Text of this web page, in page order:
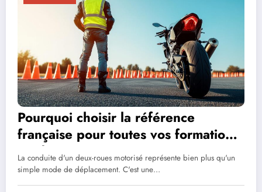
Pourquoi choisir la référence
française pour toutes vos formations
en deux-roues motorisés
La conduite d'un deux-roues motorisé représente bien plus qu'un
simple mode de déplacement. C'est une…